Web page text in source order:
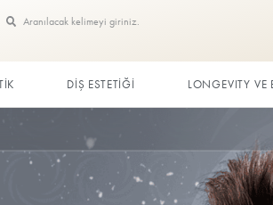
DoktorlarımızBize Ulaşın
MEDİKAL ESTETİK DİŞ